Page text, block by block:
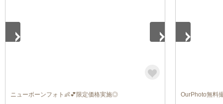
ニューボーンフォト👶💕限定価格実施◎ OurPhoto無料